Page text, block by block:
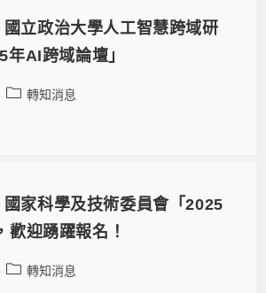
國立政治大學人工智慧跨域研
年AI跨域論壇」
轉知消息
國家科學及技術委員會「2025
歡迎踴躍報名！
轉知消息